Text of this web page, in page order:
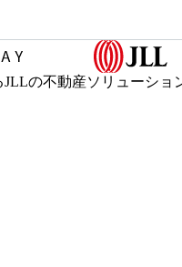
の不動産ソリューショ